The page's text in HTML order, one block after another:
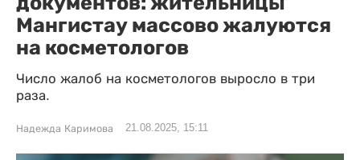
Мангистау массово жалуются
на косметологов
Число жалоб на косметологов выросло в три
раза.
Надежда Каримова 21.08.2025, 15:11